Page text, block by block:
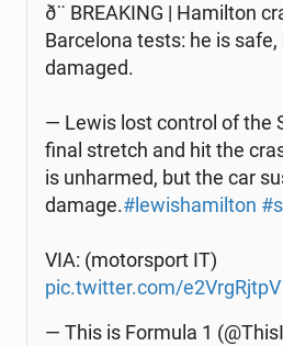
ð¨ BRE­AKING | Ha­mil­ton
Bar­ce­lo­na tests: he is
damaged.
— Lewis lost control of the
final stretch and hit the
is unhar­med, but the car
damage.#le­wi­sha­mil­ton
VIA: (mo­tor­sport IT)
pic.twitter.com/e2VrgRjtpV
— This is Formula 1